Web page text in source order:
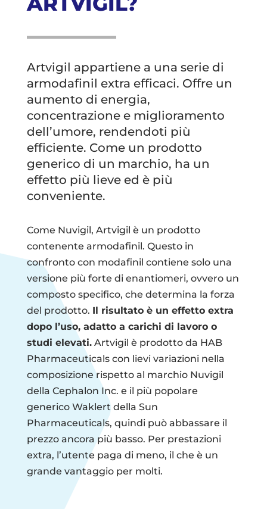
Artvigil appartiene a una serie di
armodafinil extra efficaci. Offre un
aumento di energia,
concentrazione e miglioramento
dell’umore, rendendoti più
efficiente. Come un prodotto
generico di un marchio, ha un
effetto più lieve ed è più
conveniente.
Come Nuvigil, Artvigil è un prodotto
contenente armodafinil. Questo in
confronto con modafinil contiene solo una
versione più forte di enantiomeri, ovvero un
composto specifico, che determina la forza
del prodotto. Il risultato è un effetto extra
dopo l’uso, adatto a carichi di lavoro o
studi elevati.Artvigil è prodotto da HAB
Pharmaceuticals con lievi variazioni nella
composizione rispetto al marchio Nuvigil
della Cephalon Inc. e il più popolare
generico Waklert della Sun
Pharmaceuticals, quindi può abbassare il
prezzo ancora più basso. Per prestazioni
extra, l’utente paga di meno, il che è un
grande vantaggio per molti.